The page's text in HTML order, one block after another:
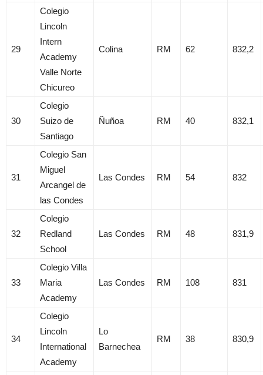
29
Colegio
Lincoln
Intern
Academy
Valle Norte
Chicureo
Colina RM 62 832,2
30
Colegio
Suizo de
Santiago
Ñuñoa RM 40 832,1
31
Colegio San
Miguel
Arcangel de
las Condes
Las Condes RM 54 832
32
Colegio
Redland
School
Las Condes RM 48 831,9
33
Colegio Villa
Maria
Academy
Las Condes RM 108 831
34
Colegio
Lincoln
International
Academy
Lo
Barnechea
RM 38 830,9